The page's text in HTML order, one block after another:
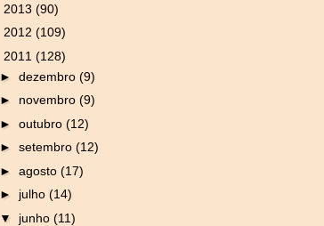
2013 (90)
2012 (109)
2011 (128)
► dezembro (9)
► novembro (9)
► outubro (12)
► setembro (12)
► agosto (17)
► julho (14)
▼ junho (11)